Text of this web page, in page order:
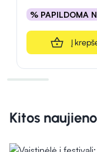
% PAPILDOMA
Į
Kitos